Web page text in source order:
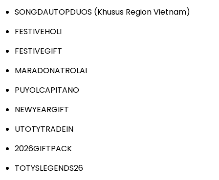
SONGDAUTOPDUOS (Khusus Region Vietnam)
FESTIVEHOLI
FESTIVEGIFT
MARADONATROLAI
PUYOLCAPITANO
NEWYEARGIFT
UTOTYTRADEIN
2026GIFTPACK
TOTYSLEGENDS26